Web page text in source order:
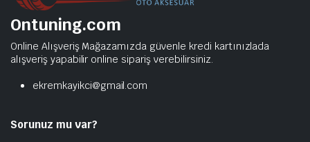
Ontuning.com
Online Alışveriş Mağazamızda güvenle kredi kartınızlada
alışveriş yapabilir online sipariş verebilirsiniz.
ekremkayikci@gmail.com
Sorunuz mu var?